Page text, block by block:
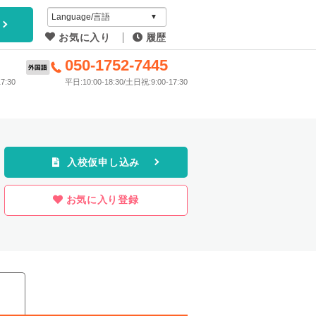
ディ
お気に入り
プラン
履歴
050-1752-7445
平日:10:00-18:30/土日祝:9:00-17:30
入校仮申し込み
お気に入り登録